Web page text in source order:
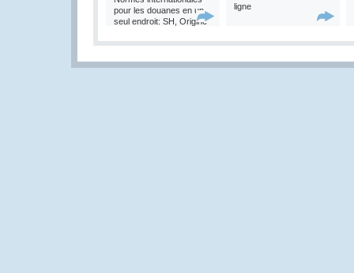
pour les douanes en un
seul endroit: SH, Origine
ligne